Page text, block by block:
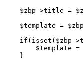
$zbp->title =
$template = $zbp-
if(isset($zbp-
$template =
}